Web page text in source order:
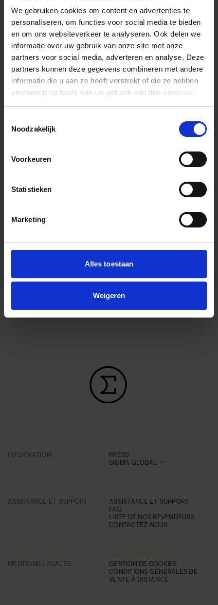
We gebruiken cookies om content en advertenties te
personaliseren, om functies voor social media te bieden
en om ons websiteverkeer te analyseren. Ook delen we
informatie over uw gebruik van onze site met onze
partners voor social media, adverteren en analyse. Deze
partners kunnen deze gegevens combineren met andere
informatie die u aan ze heeft verstrekt of die ze hebben
verzameld op basis van uw gebruik van hun services.
Noodzakelijk
Voorkeuren
Statistieken
Marketing
Alles toestaan
Weigeren
SPECIFICATIONS
CONSTRUCTION
Caractéristiques
* All figures calculated by L-Mount.
registered Trademark of Leica
Camera AG. About Product Name:
Product name includes "DG" when
ultimate in performance on
cameras with full-frame sensors,
and "DN" when the lens design is
with the short flange focal length.
Instagram Widget
INFORMATION
PRESS
SIGMA GLOBAL
ASSISTANCE ET SUPPORT
ASSISTANCE ET SUPPORT
FAQ
LISTE DE NOS REVENDEURS
CONTACTEZ-NOUS
MENTIONS LEGALES
GESTION DE COOKIES
CONDITIONS GÉNÉRALES DE
VENTE À DISTANCE